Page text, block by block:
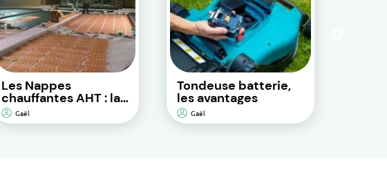
Les Nappes
chauffantes AHT : la
solution de
chauffage au sol
Gaël
Tondeuse batterie,
les avantages
Gaël